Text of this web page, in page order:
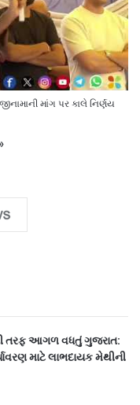
માંગ પર કાલે નિર્ણય
તરફ આગળ વધતું ગુજરાત:
માટે લાભદાયક મેથીની